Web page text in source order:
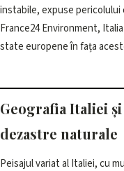
instabile, expuse
France24 Environment,
state europene în fața
Geografia Italiei
dezastre naturale
Peisajul variat al Italiei, cu